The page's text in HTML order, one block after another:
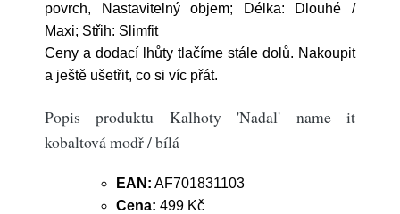
povrch, Nastavitelný objem; Délka: Dlouhé /
Maxi; Střih: Slimfit
Ceny a dodací lhůty tlačíme stále dolů. Nakoupit
a ještě ušetřit, co si víc přát.
Popis produktu Kalhoty 'Nadal' name it
kobaltová modř / bílá
EAN: AF701831103
Cena: 499 Kč